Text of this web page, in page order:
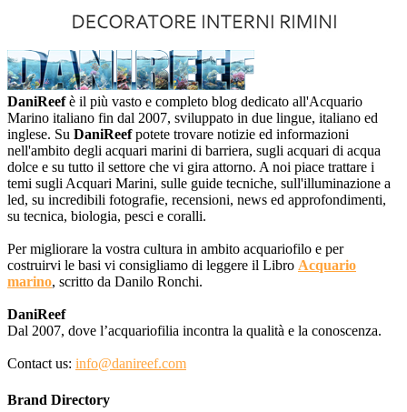
DaniReefè il più vasto e completo blog dedicato all'Acquario
Marino italiano fin dal 2007, sviluppato in due lingue, italiano ed
inglese. Su DaniReefpotete trovare notizie ed informazioni
nell'ambito degli acquari marini di barriera, sugli acquari di acqua
dolce e su tutto il settore che vi gira attorno. A noi piace trattare i
temi sugli Acquari Marini, sulle guide tecniche, sull'illuminazione a
led, su incredibili fotografie, recensioni, news ed approfondimenti,
su tecnica, biologia, pesci e coralli.
Per migliorare la vostra cultura in ambito acquariofilo e per
costruirvi le basi vi consigliamo di leggere il Libro Acquario
marino, scritto da Danilo Ronchi.
DaniReef
Dal 2007, dove l’acquariofilia incontra la qualità e la conoscenza.
Contact us: info@danireef.com
Brand Directory